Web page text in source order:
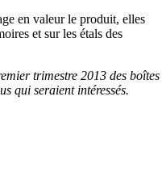
en valeur le produit, elles
et sur les étals des
trimestre 2013 des boîtes
qui seraient intéressés.